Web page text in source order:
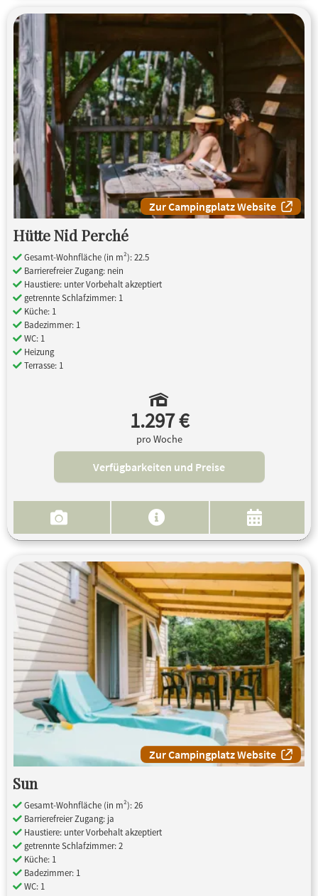
Zur Campingplatz Website
Hütte Nid Perché
Gesamt-Wohnfläche (in m²): 22.5
Barrierefreier Zugang: nein
Haustiere: unter Vorbehalt akzeptiert
getrennte Schlafzimmer: 1
Küche: 1
Badezimmer: 1
WC: 1
Heizung
Terrasse: 1
1.297 €
pro Woche
Verfügbarkeiten und Preise
Zur Campingplatz Website
Sun
Gesamt-Wohnfläche (in m²): 26
Barrierefreier Zugang: ja
Haustiere: unter Vorbehalt akzeptiert
getrennte Schlafzimmer: 2
Küche: 1
Badezimmer: 1
WC: 1